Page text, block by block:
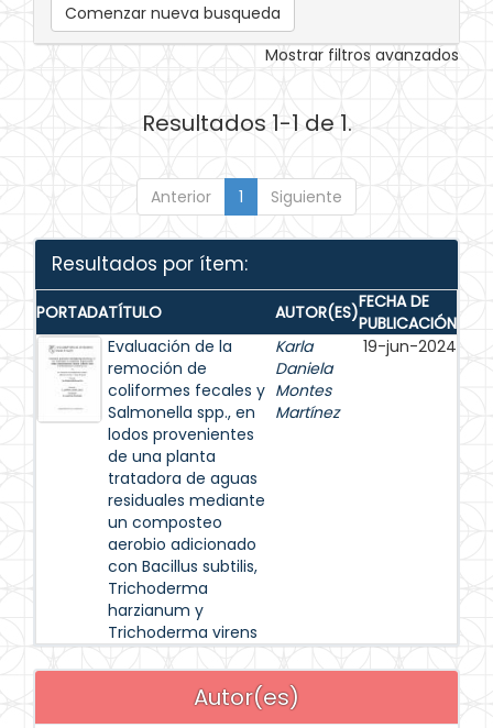
Comenzar nueva busqueda
Mostrar filtros avanzados
Resultados 1-1 de 1.
Anterior 1 Siguiente
Resultados por ítem:
PORTADATÍTULO AUTOR(ES)FECHA DE
PUBLICACIÓN
Evaluación de la
remoción de
coliformes fecales y
Salmonella spp., en
lodos provenientes
de una planta
tratadora de aguas
residuales mediante
un composteo
aerobio adicionado
con Bacillus subtilis,
Trichoderma
harzianum y
Trichoderma virens
Karla
Daniela
Montes
Martínez
19-jun-2024
Autor(es)